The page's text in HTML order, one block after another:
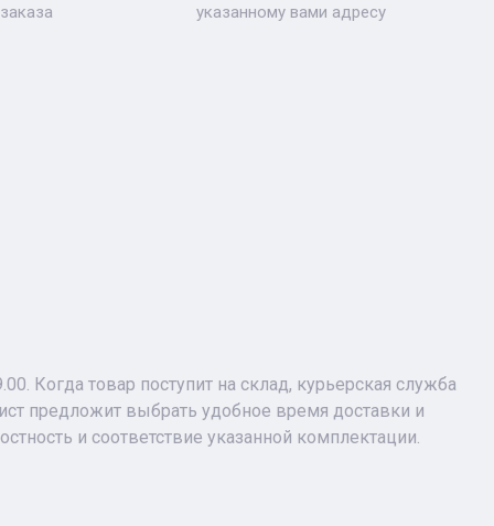
указанному вами адресу
Когда товар поступит на склад, курьерская служба
предложит выбрать удобное время доставки и
и соответствие указанной комплектации.